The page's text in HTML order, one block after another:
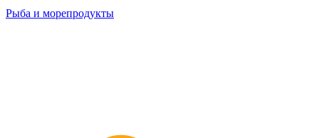
Рыба и морепродукты